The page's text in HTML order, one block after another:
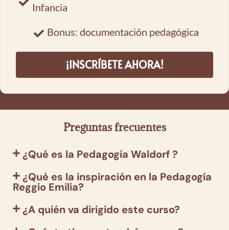
Infancia
Bonus: documentación pedagógica
¡INSCRÍBETE AHORA!
Preguntas frecuentes
¿Qué es la Pedagogía Waldorf ?
¿Qué es la inspiración en la Pedagogía
Reggio Emilia?
¿A quién va dirigido este curso?